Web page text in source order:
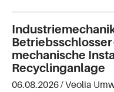
mechanische
Recyclinganlage
06.08.2026 /Veolia